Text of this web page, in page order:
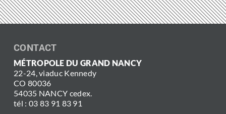
CONTACT
MÉTROPOLE DU GRAND NANCY
22-24, viaduc Kennedy
CO 80036
54035 NANCY cedex.
tél : 03 83 91 83 91